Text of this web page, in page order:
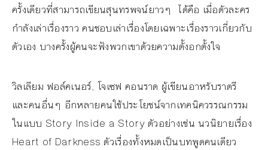
ครั้งเดียวที่สามารถเขียนสุนทรพจน์ยาวๆ ได้คือ เมื่อตัวละคร
กำลังเล่าเรื่องราว คนชอบเล่าเรื่องโดยเฉพาะเรื่องราวเกี่ยวกับ
ตัวเอง บางครั้งผู้คนจะฟังพวกเขาด้วยความตั้งอกตั้งใจ
วิลเลียม ฟอล์คเนอร์, โจเซฟ คอนราด ผู้เขียนอาหรับราตรี
และคนอื่นๆ อีกหลายคนใช้ประโยชน์จากเทคนิควรรณกรรม
ในแบบ Story Inside a Story ตัวอย่างเช่น นวนิยายเรื่อง
Heart of Darkness ตัวเรื่องทั้งหมดเป็นบทพูดคนเดียว